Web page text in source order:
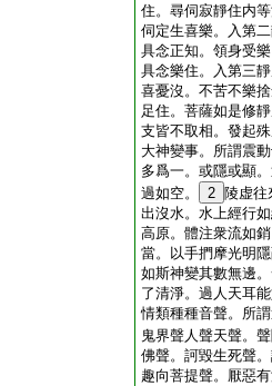
住。尋伺寂靜住内
伺定生喜樂。入第
具念正知。領身受
具念樂住。入第三
喜憂沒。不苦不樂
足住。菩薩如是修
支皆不取相。發起
大神變事。所謂震
多爲一。或隱或顯
過如空。
2 陵虚往
出沒水。水上經行
高原。體注衆流如
當。以手捫摩光明
如斯神變其數無邊
了清淨。過人天耳
情類種種音聲。所
鬼界聲人聲天聲。
佛聲。訶毀生死聲
趣向菩提聲。厭惡